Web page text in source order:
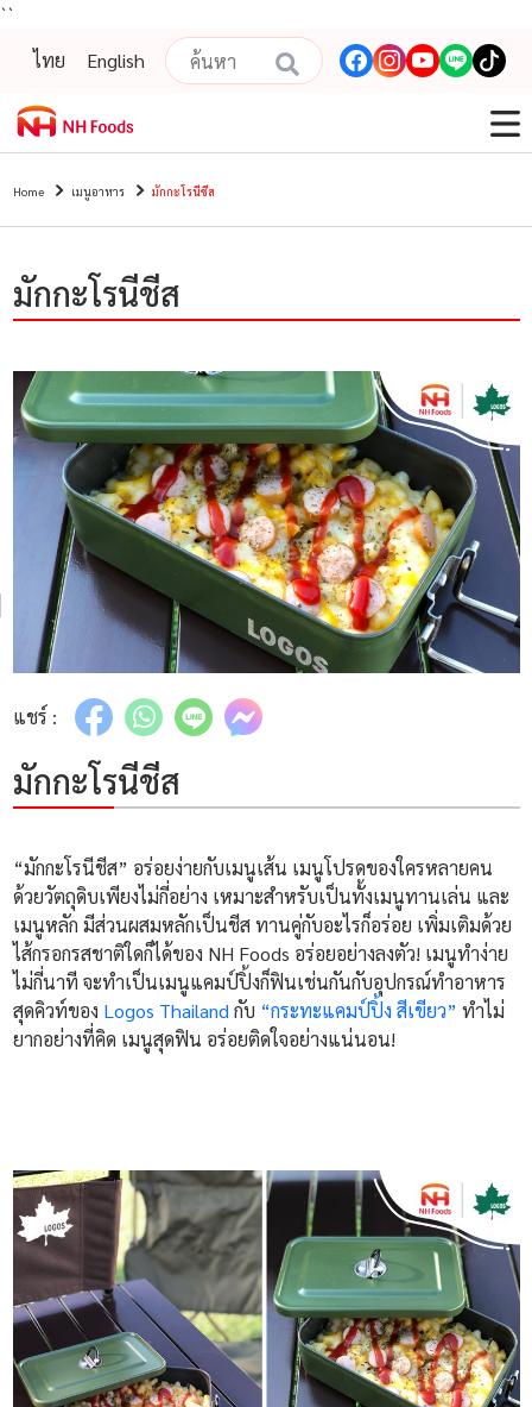
``
ไทย
English
Home เมนูอาหาร มักกะโรนีชีส
มักกะโรนีชีส
แชร์ :
มักกะโรนีชีส
“มักกะโรนีชีส” อร่อยง่ายกับเมนูเส้น เมนูโปรดของใครหลายคน
ด้วยวัตถุดิบเพียงไม่กี่อย่าง เหมาะสำหรับเป็นทั้งเมนูทานเล่น และ
เมนูหลัก มีส่วนผสมหลักเป็นชีส ทานคู่กับอะไรก็อร่อย เพิ่มเติมด้วย
ไส้กรอกรสชาติใดก็ได้ของ NH Foods อร่อยอย่างลงตัว! เมนูทำง่าย
ไม่กี่นาที จะทำเป็นเมนูแคมป์ปิ้งก็ฟินเช่นกันกับอุปกรณ์ทำอาหาร
สุดคิวท์ของ Logos Thailand กับ “กระทะแคมป์ปิ้ง สีเขียว” ทำไม่
ยากอย่างที่คิด เมนูสุดฟิน อร่อยติดใจอย่างแน่นอน!